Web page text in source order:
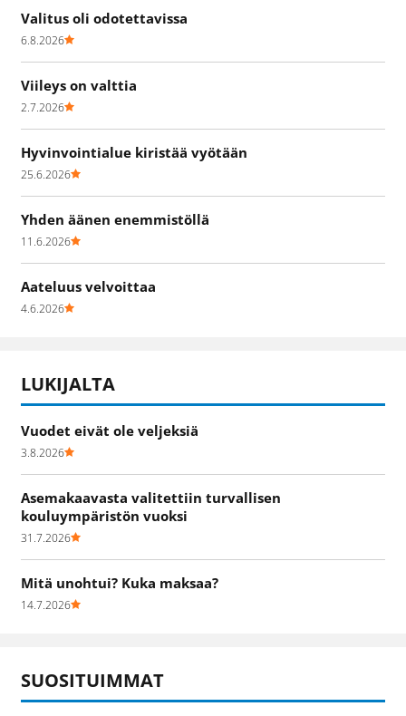
Valitus oli odotettavissa
6.8.2026
Viileys on valttia
2.7.2026
Hyvinvointialue kiristää vyötään
25.6.2026
Yhden äänen enemmistöllä
11.6.2026
Aateluus velvoittaa
4.6.2026
LUKIJALTA
Vuodet eivät ole veljeksiä
3.8.2026
Asemakaavasta valitettiin turvallisen
kouluympäristön vuoksi
31.7.2026
Mitä unohtui? Kuka maksaa?
14.7.2026
SUOSITUIMMAT